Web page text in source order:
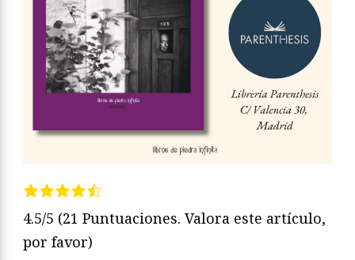
4.5/5 (21 Puntuaciones. Valora este artículo,
por favor)